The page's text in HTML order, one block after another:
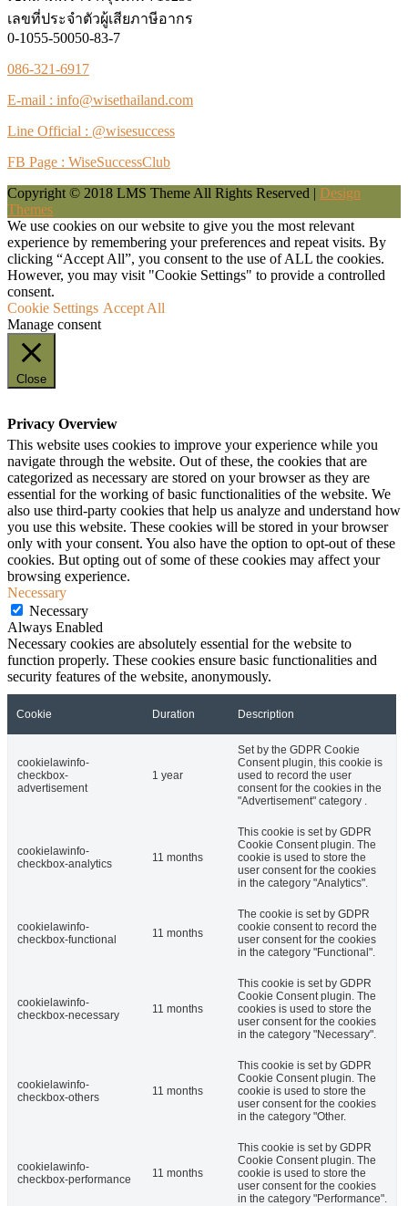
เลขที่ประจำตัวผู้เสียภาษีอากร
0-1055-50050-83-7
086-321-6917
E-mail : info@wisethailand.com
Line Official : @wisesuccess
FB Page : WiseSuccessClub
Copyright © 2018 LMS Theme All Rights Reserved | Design
Themes
We use cookies on our website to give you the most relevant
experience by remembering your preferences and repeat visits. By
clicking “Accept All”, you consent to the use of ALL the cookies.
However, you may visit "Cookie Settings" to provide a controlled
consent.
Cookie Settings Accept All
Manage consent
Close
Privacy Overview
This website uses cookies to improve your experience while you
navigate through the website. Out of these, the cookies that are
categorized as necessary are stored on your browser as they are
essential for the working of basic functionalities of the website. We
also use third-party cookies that help us analyze and understand how
you use this website. These cookies will be stored in your browser
only with your consent. You also have the option to opt-out of these
cookies. But opting out of some of these cookies may affect your
browsing experience.
Necessary
Necessary
Always Enabled
Necessary cookies are absolutely essential for the website to
function properly. These cookies ensure basic functionalities and
security features of the website, anonymously.
Cookie Duration Description
cookielawinfo-
checkbox-
advertisement
1 year
Set by the GDPR Cookie
Consent plugin, this cookie is
used to record the user
consent for the cookies in the
"Advertisement" category .
cookielawinfo-
checkbox-analytics
11 months
This cookie is set by GDPR
Cookie Consent plugin. The
cookie is used to store the
user consent for the cookies
in the category "Analytics".
cookielawinfo-
checkbox-functional
11 months
The cookie is set by GDPR
cookie consent to record the
user consent for the cookies
in the category "Functional".
cookielawinfo-
checkbox-necessary
11 months
This cookie is set by GDPR
Cookie Consent plugin. The
cookies is used to store the
user consent for the cookies
in the category "Necessary".
cookielawinfo-
checkbox-others
11 months
This cookie is set by GDPR
Cookie Consent plugin. The
cookie is used to store the
user consent for the cookies
in the category "Other.
cookielawinfo-
checkbox-performance
11 months
This cookie is set by GDPR
Cookie Consent plugin. The
cookie is used to store the
user consent for the cookies
in the category "Performance".